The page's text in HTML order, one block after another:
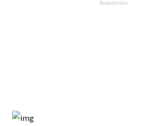
Brainberries